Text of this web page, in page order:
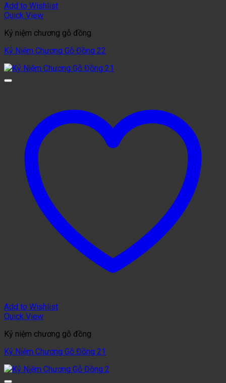
Add to Wishlist
Quick View
Kỷ niệm chương gỗ đồng
Kỷ Niệm Chương Gỗ Đồng 22
Add to Wishlist
Quick View
Kỷ niệm chương gỗ đồng
Kỷ Niệm Chương Gỗ Đồng 21